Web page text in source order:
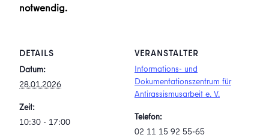
notwendig.
DETAILS
Datum:
28.01.2026
Zeit:
10:30 - 17:00
VERANSTALTER
Informations- und
Dokumentationszentrum für
Antirassismusarbeit e. V.
Telefon:
02 11 15 92 55-65